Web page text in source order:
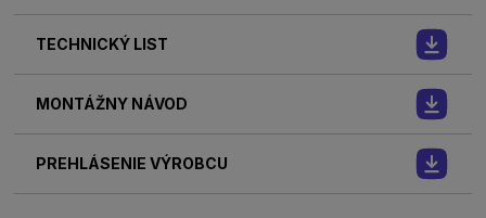
TECHNICKÝ LIST
MONTÁŽNY NÁVOD
PREHLÁSENIE VÝROBCU